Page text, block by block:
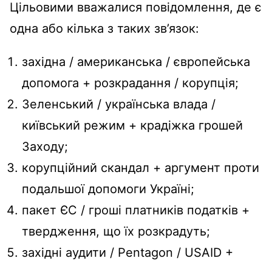
Цільовими вважалися повідомлення, де є
одна або кілька з таких зв’язок:
західна / американська / європейська
допомога + розкрадання / корупція;
Зеленський / українська влада /
київський режим + крадіжка грошей
Заходу;
корупційний скандал + аргумент проти
подальшої допомоги Україні;
пакет ЄС / гроші платників податків +
твердження, що їх розкрадуть;
західні аудити / Pentagon / USAID +